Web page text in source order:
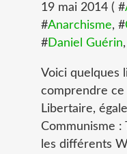
19 mai 2014 ( #
#Anarchisme, #
#Daniel Guérin
Voici quelques
comprendre ce
Libertaire,
Communisme :
les différents